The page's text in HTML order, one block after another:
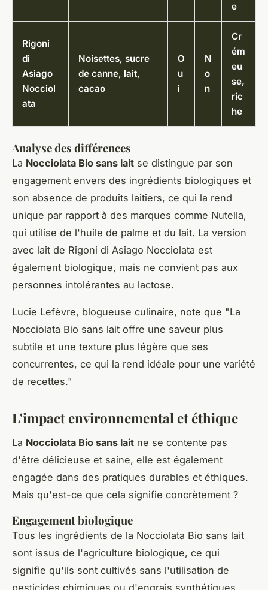
e
Rigoni
di
Asiago
Nocciol
ata
Noisettes, sucre
de canne, lait,
cacao
O
u
i
N
o
n
Cr
ém
eu
se,
ric
he
Analyse des différences
La Nocciolata Bio sans lait se distingue par son
engagement envers des ingrédients biologiques et
son absence de produits laitiers, ce qui la rend
unique par rapport à des marques comme Nutella,
qui utilise de l'huile de palme et du lait. La version
avec lait de Rigoni di Asiago Nocciolata est
également biologique, mais ne convient pas aux
personnes intolérantes au lactose.
Lucie Lefèvre, blogueuse culinaire, note que "La
Nocciolata Bio sans lait offre une saveur plus
subtile et une texture plus légère que ses
concurrentes, ce qui la rend idéale pour une variété
de recettes."
L'impact environnemental et éthique
La Nocciolata Bio sans lait ne se contente pas
d'être délicieuse et saine, elle est également
engagée dans des pratiques durables et éthiques.
Mais qu'est-ce que cela signifie concrètement ?
Engagement biologique
Tous les ingrédients de la Nocciolata Bio sans lait
sont issus de l'agriculture biologique, ce qui
signifie qu'ils sont cultivés sans l'utilisation de
pesticides chimiques ou d'engrais synthétiques.